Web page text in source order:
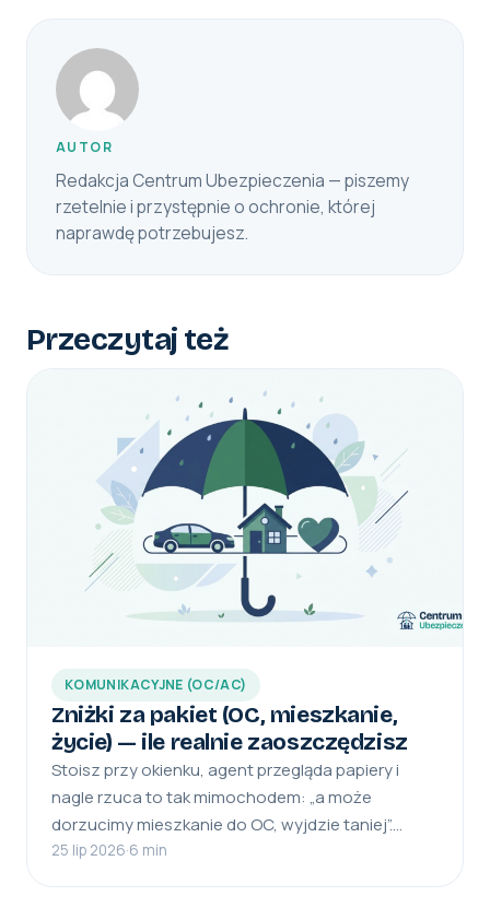
AUTOR
Redakcja Centrum Ubezpieczenia — piszemy
rzetelnie i przystępnie o ochronie, której
naprawdę potrzebujesz.
Przeczytaj też
KOMUNIKACYJNE (OC/AC)
Zniżki za pakiet (OC, mieszkanie,
życie) — ile realnie zaoszczędzisz
Stoisz przy okienku, agent przegląda papiery i
nagle rzuca to tak mimochodem: „a może
dorzucimy mieszkanie do OC, wyjdzie taniej”.…
25 lip 2026·6 min